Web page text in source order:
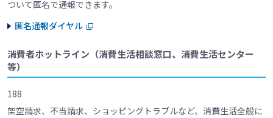
ついて匿名で通報できます。
匿名通報ダイヤル
消費者ホットライン（消費生活相談窓口、消費生活センター
等）
188
架空請求、不当請求、ショッピングトラブルなど、消費生活全般に